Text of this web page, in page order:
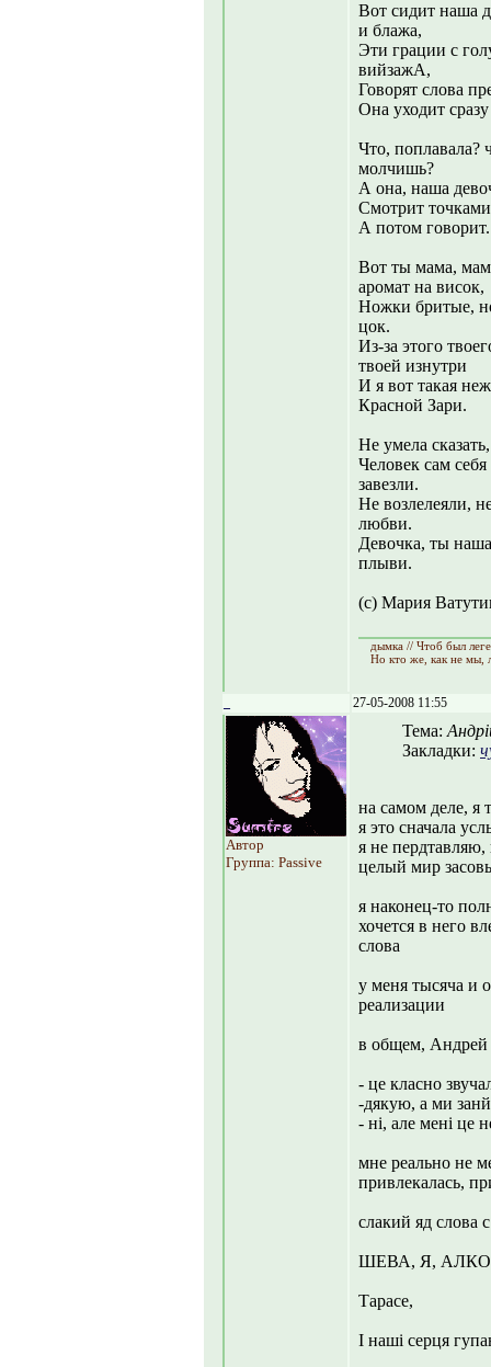
Вот сидит наша
и блажа,
Эти грации с
вийзажА,
Говорят слова
Она уходит
Что, поплавала?
молчишь?
А она, наша
Смотрит
А потом говорит.
Вот ты мама,
аромат на висок,
Ножки бритые,
цок.
Из-за этого
твоей изнутри
И я вот такая
Красной Зари.
Не умела
Человек сам
завезли.
Не возлелеяли,
любви.
Девочка, ты
плыви.
(с) Мария
дымка // Чтоб был
Но кто же, как не мы,
27-05-2008 11:55
Автор
Группа: Passive
Тема:
Закладки:
на самом деле, я
я это сначала
я не
целый мир
я наконец-то
хочется в него
слова
у меня тысяча и
реализации
в общем, Андрей
- це класно
-дякую, а ми
- ні, але мені це
мне реально не
привлекалась,
слакий яд слова
ШЕВА, Я,
Тарасе,
І наші серця